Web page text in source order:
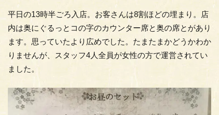
平日の13時半ごろ入店。お客さんは8割ほどの埋まり。店
内は奥にぐるっとコの字のカウンター席と奥の席とがあり
ます。思っていたより広めでした。たまたまかどうかわか
りませんが、スタッフ4人全員が女性の方で運営されてい
ました。